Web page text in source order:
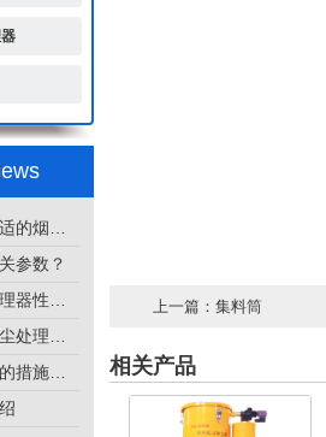
参数？
上一篇： 集料筒
相关产品